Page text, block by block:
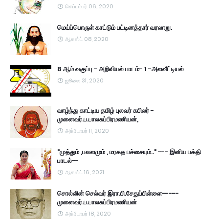
செப்டம்பர் 06, 2020
மெய்ப்பொருள் காட்டும் பட்டினத்தார் வரலாறு.
ஆகஸ்ட் 08, 2020
8 ஆம் வகுப்பு - அறிவியல் பாடம்- 1 -அளவீட்டியல்
ஜூலை 31, 2020
வாழ்ந்து காட்டிய தமிழ் புலவர் கபிலர் -
முனைவர்.ப.பாலசுப்பிரமணியன்,
அக்டோபர் 11, 2020
"முத்தும் ,பவளமும் , மரகத பச்சையும்.." --- இனிய பக்தி
பாடல்--
ஆகஸ்ட் 16, 2021
சொல்லின் செல்வர் இரா.பி.சேதுப்பிள்ளை-----
முனைவர்.ப.பாலசுப்பிரமணியன்
அக்டோபர் 18, 2020